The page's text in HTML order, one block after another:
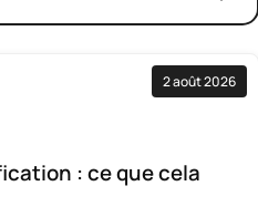
2 août 2026
: ce que cela